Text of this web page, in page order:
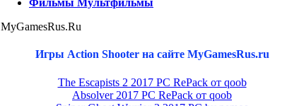
Фильмы Мультфильмы
MyGamesRus.Ru
Игры Action Shooter на сайте MyGamesRus.ru
The Escapists 2 2017 PC RePack от qoob
Absolver 2017 PC RePack от qoob